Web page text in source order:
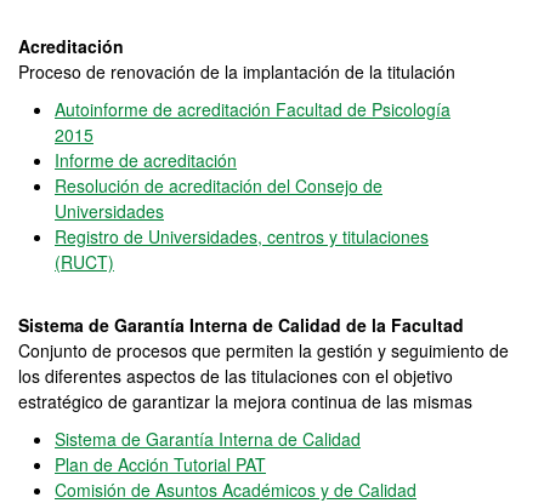
Acreditación
Proceso de renovación de la implantación de la titulación
Autoinforme de acreditación Facultad de Psicología
2015
Informe de acreditación
Resolución de acreditación del Consejo de
Universidades
Registro de Universidades, centros y titulaciones
(RUCT)
Sistema de Garantía Interna de Calidad de la Facultad
Conjunto de procesos que permiten la gestión y seguimiento de
los diferentes aspectos de las titulaciones con el objetivo
estratégico de garantizar la mejora continua de las mismas
Sistema de Garantía Interna de Calidad
Plan de Acción Tutorial PAT
Comisión de Asuntos Académicos y de Calidad